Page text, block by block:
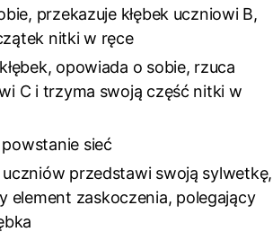
przekazuje kłębek uczniowi B,
nitki w ręce
opowiada o sobie, rzuca
C i trzyma swoją część nitki w
sieć
przedstawi swoją sylwetkę,
element zaskoczenia, polegający